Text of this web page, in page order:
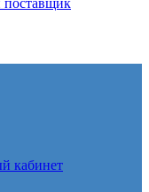
кабинет